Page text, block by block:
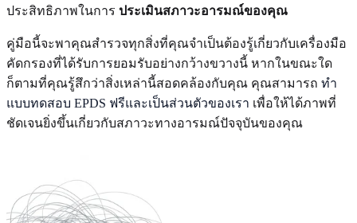
ประสิทธิภาพในการ ประเมินสภาวะอารมณ์ของคุณ
คู่มือนี้จะพาคุณสำรวจทุกสิ่งที่คุณจำเป็นต้องรู้เกี่ยวกับเครื่องมือ
คัดกรองที่ได้รับการยอมรับอย่างกว้างขวางนี้ หากในขณะใด
ก็ตามที่คุณรู้สึกว่าสิ่งเหล่านี้สอดคล้องกับคุณ คุณสามารถ ทำ
แบบทดสอบ EPDS ฟรีและเป็นส่วนตัวของเรา เพื่อให้ได้ภาพที่
ชัดเจนยิ่งขึ้นเกี่ยวกับสภาวะทางอารมณ์ปัจจุบันของคุณ